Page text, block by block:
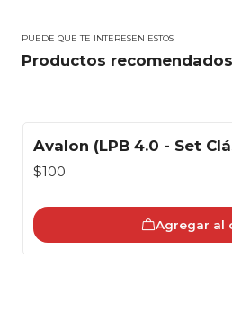
PUEDE QUE TE INTERESEN ESTOS
Productos recomendados
Avalon (LPB 4.0 - Set
$100
Agregar al